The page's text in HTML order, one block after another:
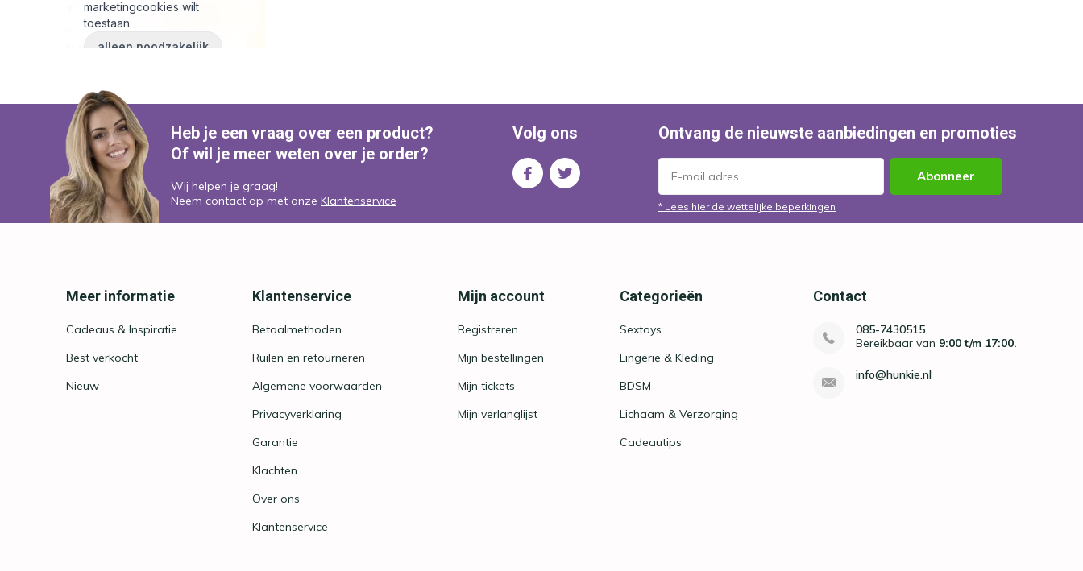
Heb je een vraag over een product?
Of wil je meer weten over je order?
Wij helpen je graag!
Neem contact op met onze Klantenservice
Volg ons Ontvang de nieuwste aanbiedingen en promoties
Abonneer
* Lees hier de wettelijke beperkingen
Meer informatie
Cadeaus & Inspiratie
Best verkocht
Nieuw
Klantenservice
Betaalmethoden
Ruilen en retourneren
Algemene voorwaarden
Privacyverklaring
Garantie
Klachten
Over ons
Klantenservice
Mijn account
Registreren
Mijn bestellingen
Mijn tickets
Mijn verlanglijst
Categorieën
Sextoys
Lingerie & Kleding
BDSM
Lichaam & Verzorging
Cadeautips
Contact
085-7430515
Bereikbaar van 9:00 t/m 17:00.
info@hunkie.nl